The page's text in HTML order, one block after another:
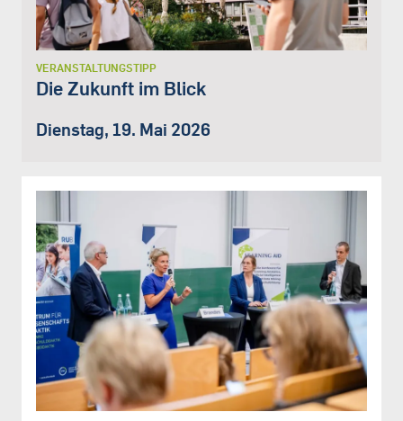
VERANSTALTUNGSTIPP
Die Zukunft im Blick
Dienstag, 19. Mai 2026